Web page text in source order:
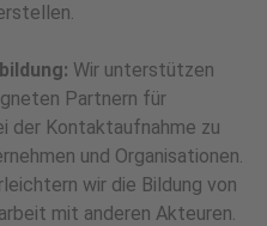
Wir unterstützen
Partnern für
der Kontaktaufnahme zu
und Organisationen.
wir die Bildung von
mit anderen Akteuren.